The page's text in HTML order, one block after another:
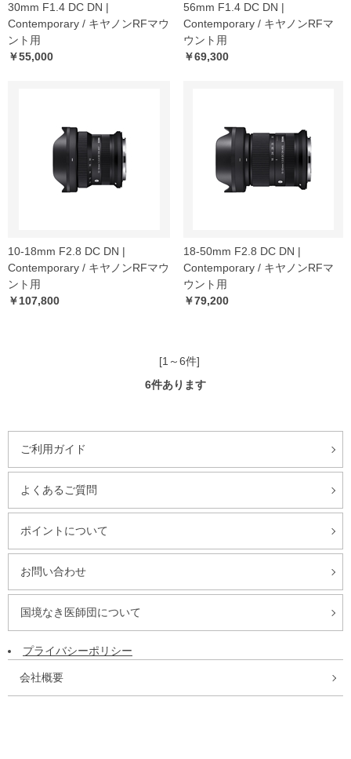
30mm F1.4 DC DN |
Contemporary / キヤノンRFマウ
ント用
￥55,000
56mm F1.4 DC DN |
Contemporary / キヤノンRFマ
ウント用
￥69,300
10-18mm F2.8 DC DN |
Contemporary / キヤノンRFマウ
ント用
￥107,800
18-50mm F2.8 DC DN |
Contemporary / キヤノンRFマ
ウント用
￥79,200
[1～6件]
6件あります
ご利用ガイド
よくあるご質問
ポイントについて
お問い合わせ
国境なき医師団について
プライバシーポリシー
会社概要